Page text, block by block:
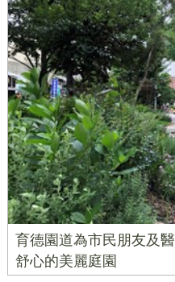
育德園道為市民朋友及
舒心的美麗庭園